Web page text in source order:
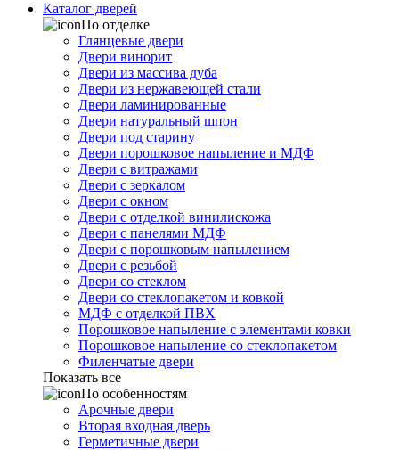
Каталог дверей
По отделке
Глянцевые двери
Двери винорит
Двери из массива дуба
Двери из нержавеющей стали
Двери ламинированные
Двери натуральный шпон
Двери под старину
Двери порошковое напыление и МДФ
Двери с витражами
Двери с зеркалом
Двери с окном
Двери с отделкой винилискожа
Двери с панелями МДФ
Двери с порошковым напылением
Двери с резьбой
Двери со стеклом
Двери со стеклопакетом и ковкой
МДФ с отделкой ПВХ
Порошковое напыление с элементами ковки
Порошковое напыление со стеклопакетом
Филенчатые двери
Показать все
По особенностям
Арочные двери
Вторая входная дверь
Герметичные двери